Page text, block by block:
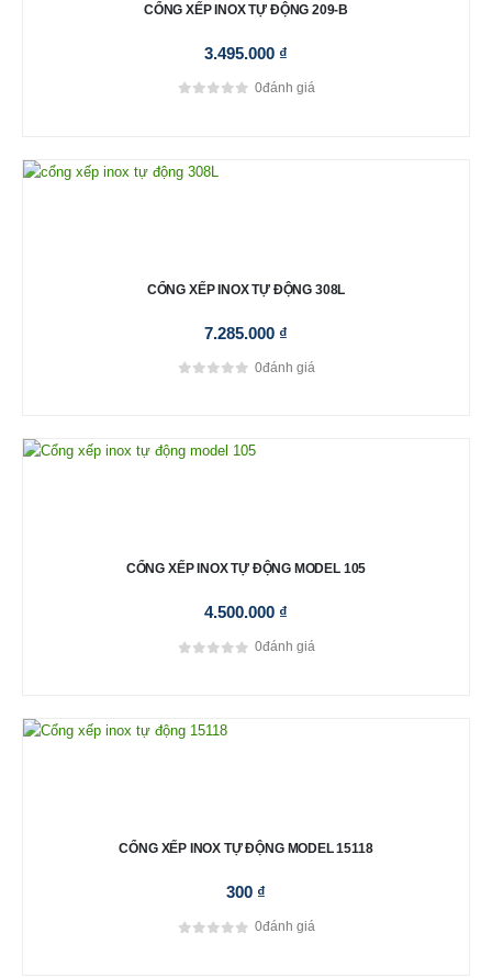
CỔNG XẾP INOX TỰ ĐỘNG 209-B
3.495.000 ₫
0đánh giá
CỔNG XẾP INOX TỰ ĐỘNG 308L
7.285.000 ₫
0đánh giá
CỔNG XẾP INOX TỰ ĐỘNG MODEL 105
4.500.000 ₫
0đánh giá
CỔNG XẾP INOX TỰ ĐỘNG MODEL 15118
300 ₫
0đánh giá